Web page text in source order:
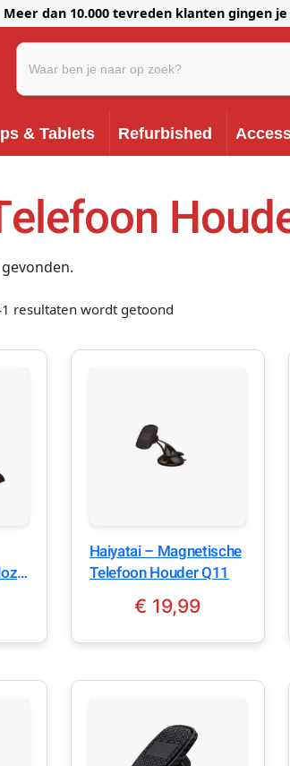
dan 10.000 tevreden klanten gingen
& Tablets Refurbished
resultaten wordt getoond
Haiyatai – Magnetische
Telefoon Houder Q11
€ 19,99